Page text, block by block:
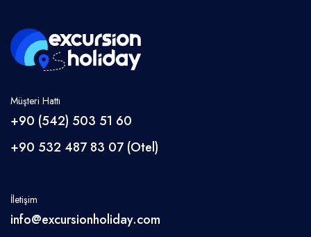
Side
Belek
Alanya
Kemer
Kaş
Cappadocia
Fethiye
Müşteri Hattı
+90 (542) 503 51 60
+90 532 487 83 07 (Otel)
İletişim
info@excursionholiday.com